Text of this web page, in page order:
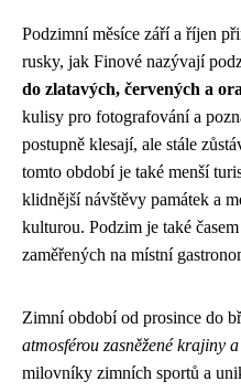
Podzimní měsíce září a říjen
rusky, jak Finové nazývají
do zlatavých, červených a
kulisy pro fotografování a
postupně klesají, ale stále
tomto období je také menší
klidnější návštěvy památek a
kulturou. Podzim je také
zaměřených na místní
Zimní období od prosince do
atmosférou zasněžené krajiny
milovníky zimních sportů a